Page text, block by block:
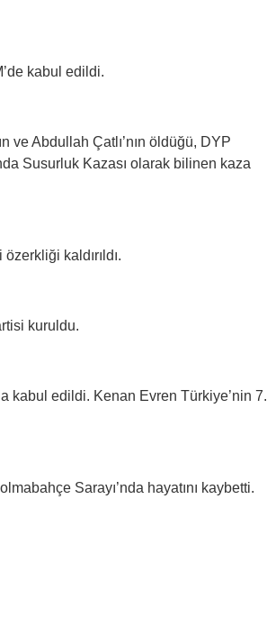
kabul edildi.
ve Abdullah Çatlı’nın öldüğü, DYP
Susurluk Kazası olarak bilinen kaza
kaldırıldı.
kuruldu.
kabul edildi. Kenan Evren Türkiye’nin 7.
Sarayı’nda hayatını kaybetti.